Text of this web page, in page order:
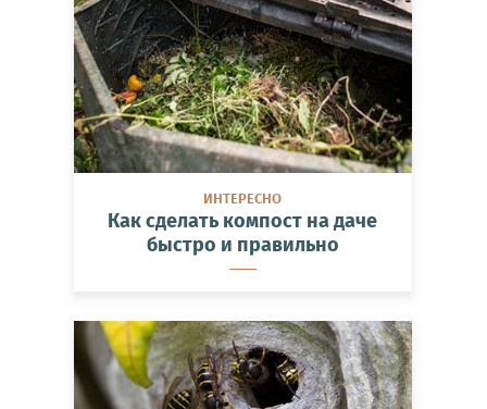
ИНТЕРЕСНО
Как сделать компост на даче
быстро и правильно